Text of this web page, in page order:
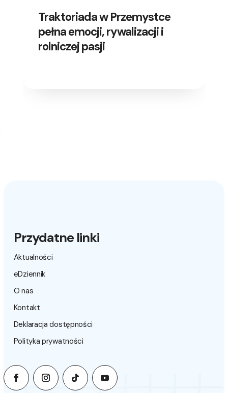
Traktoriada w Przemystce
pełna emocji, rywalizacji i
rolniczej pasji
Przydatne linki
Aktualności
eDziennik
O nas
Kontakt
Deklaracja dostępności
Polityka prywatności